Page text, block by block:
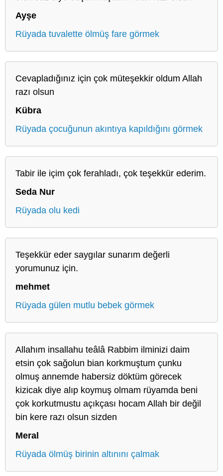
Ayşe
Rüyada tuvalette ölmüş fare görmek
Cevapladığınız için çok müteşekkir oldum Allah
razı olsun
Kübra
Rüyada çocuğunun akıntıya kapıldığını görmek
Tabir ile içim çok ferahladı, çok teşekkür ederim.
Seda Nur
Rüyada olu kedi
Teşekkür eder saygılar sunarım değerli
yorumunuz için.
mehmet
Rüyada gülen mutlu bebek görmek
Allahım insallahu teâlâ Rabbim ilminizi daim
etsin çok sağolun bian korkmuştum çunku
olmuş annemde habersiz döktüm görecek
kizicak diye alıp koymuş olmam rüyamda beni
çok korkutmustu açıkçası hocam Allah bir değil
bin kere razı olsun sizden
Meral
Rüyada ölmüş birinin altınını çalmak